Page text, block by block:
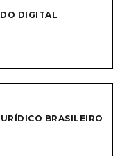
DIGITAL
BRASILEIRO